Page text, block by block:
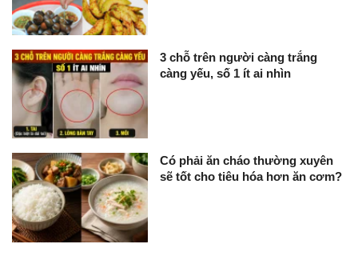
3 chỗ trên người càng trắng
càng yếu, số 1 ít ai nhìn
Có phải ăn cháo thường xuyên
sẽ tốt cho tiêu hóa hơn ăn cơm?